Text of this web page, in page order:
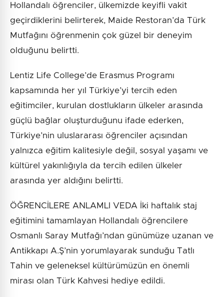
Hollandalı öğrenciler, ülkemizde keyifli vakit
geçirdiklerini belirterek, Maide Restoran’da Türk
Mutfağını öğrenmenin çok güzel bir deneyim
olduğunu belirtti.
Lentiz Life College’de Erasmus Programı
kapsamında her yıl Türkiye’yi tercih eden
eğitimciler, kurulan dostlukların ülkeler arasında
güçlü bağlar oluşturduğunu ifade ederken,
Türkiye’nin uluslararası öğrenciler açısından
yalnızca eğitim kalitesiyle değil, sosyal yaşamı ve
kültürel yakınlığıyla da tercih edilen ülkeler
arasında yer aldığını belirtti.
ÖĞRENCİLERE ANLAMLI VEDA İki haftalık staj
eğitimini tamamlayan Hollandalı öğrencilere
Osmanlı Saray Mutfağı’ndan günümüze uzanan ve
Antikkapı A.Ş’nin yorumlayarak sunduğu Tatlı
Tahin ve geleneksel kültürümüzün en önemli
mirası olan Türk Kahvesi hediye edildi.